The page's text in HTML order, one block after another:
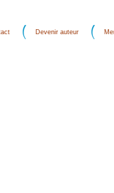
Devenir auteur